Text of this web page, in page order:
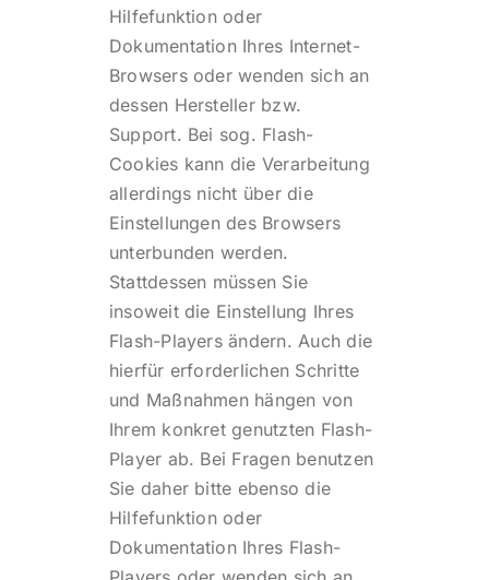
Hilfefunktion oder
Dokumentation Ihres Internet-
Browsers oder wenden sich an
dessen Hersteller bzw.
Support. Bei sog. Flash-
Cookies kann die Verarbeitung
allerdings nicht über die
Einstellungen des Browsers
unterbunden werden.
Stattdessen müssen Sie
insoweit die Einstellung Ihres
Flash-Players ändern. Auch die
hierfür erforderlichen Schritte
und Maßnahmen hängen von
Ihrem konkret genutzten Flash-
Player ab. Bei Fragen benutzen
Sie daher bitte ebenso die
Hilfefunktion oder
Dokumentation Ihres Flash-